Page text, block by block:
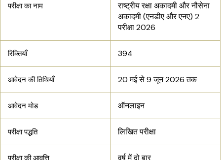
परीक्षा का नाम
राष्ट्रीय रक्षा अकादमी और नौसेना
अकादमी (एनडीए और एनए) 2
परीक्षा 2026
रिक्तियाँ 394
आवेदन की तिथियाँ 20 मई से 9 जून 2026 तक
आवेदन मोड ऑनलाइन
परीक्षा पद्धति लिखित परीक्षा